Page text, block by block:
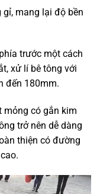
mang lại độ bền
trước một cách
xử lí bê tông với
đến 180mm.
có gắn kim
trở nên dễ dàng
thiện có đường